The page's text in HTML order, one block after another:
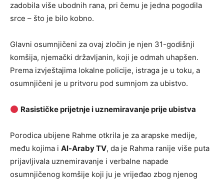
zadobila više ubodnih rana, pri čemu je jedna pogodila
srce – što je bilo kobno.
Glavni osumnjičeni za ovaj zločin je njen 31-godišnji
komšija, njemački državljanin, koji je odmah uhapšen.
Prema izvještajima lokalne policije, istraga je u toku, a
osumnjičeni je u pritvoru pod sumnjom za ubistvo.
Rasističke prijetnje i uznemiravanje prije ubistva
Porodica ubijene Rahme otkrila je za arapske medije,
među kojima i Al-Araby TV, da je Rahma ranije više puta
prijavljivala uznemiravanje i verbalne napade
osumnjičenog komšije koji ju je vrijeđao zbog njenog